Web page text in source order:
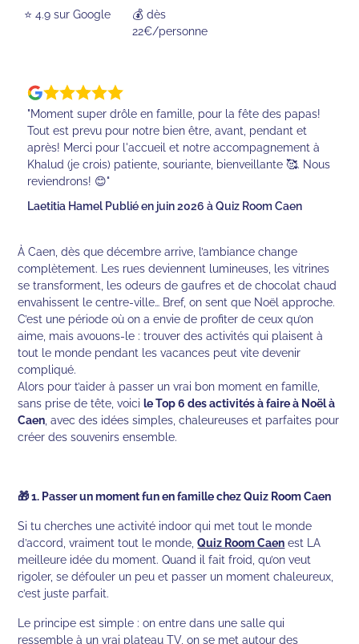
⭐️ 4.9 sur Google
💰 dès
22€/personne
"Moment super drôle en famille, pour la fête des papas!
Tout est prevu pour notre bien être, avant, pendant et
après! Merci pour l'accueil et notre accompagnement à
Khalud (je crois) patiente, souriante, bienveillante 🥰. Nous
reviendrons! 😊"
Laetitia Hamel Publié en juin 2026 à Quiz Room Caen
À Caen, dès que décembre arrive, l’ambiance change
complètement. Les rues deviennent lumineuses, les vitrines
se transforment, les odeurs de gaufres et de chocolat chaud
envahissent le centre-ville… Bref, on sent que Noël approche.
C’est une période où on a envie de profiter de ceux qu’on
aime, mais avouons-le : trouver des activités qui plaisent à
tout le monde pendant les vacances peut vite devenir
compliqué.
Alors pour t’aider à passer un vrai bon moment en famille,
sans prise de tête, voicile Top 6 des activités à faire à Noël à
Caen , avec des idées simples, chaleureuses et parfaites pour
créer des souvenirs ensemble.
🎁 1. Passer un moment fun en famille chez Quiz Room Caen
Si tu cherches une activité indoor qui met tout le monde
d’accord, vraiment tout le monde,Quiz Room Caen est LA
meilleure idée du moment. Quand il fait froid, qu’on veut
rigoler, se défouler un peu et passer un moment chaleureux,
c’est juste parfait.
Le principe est simple : on entre dans une salle qui
ressemble à un vrai plateau TV, on se met autour des